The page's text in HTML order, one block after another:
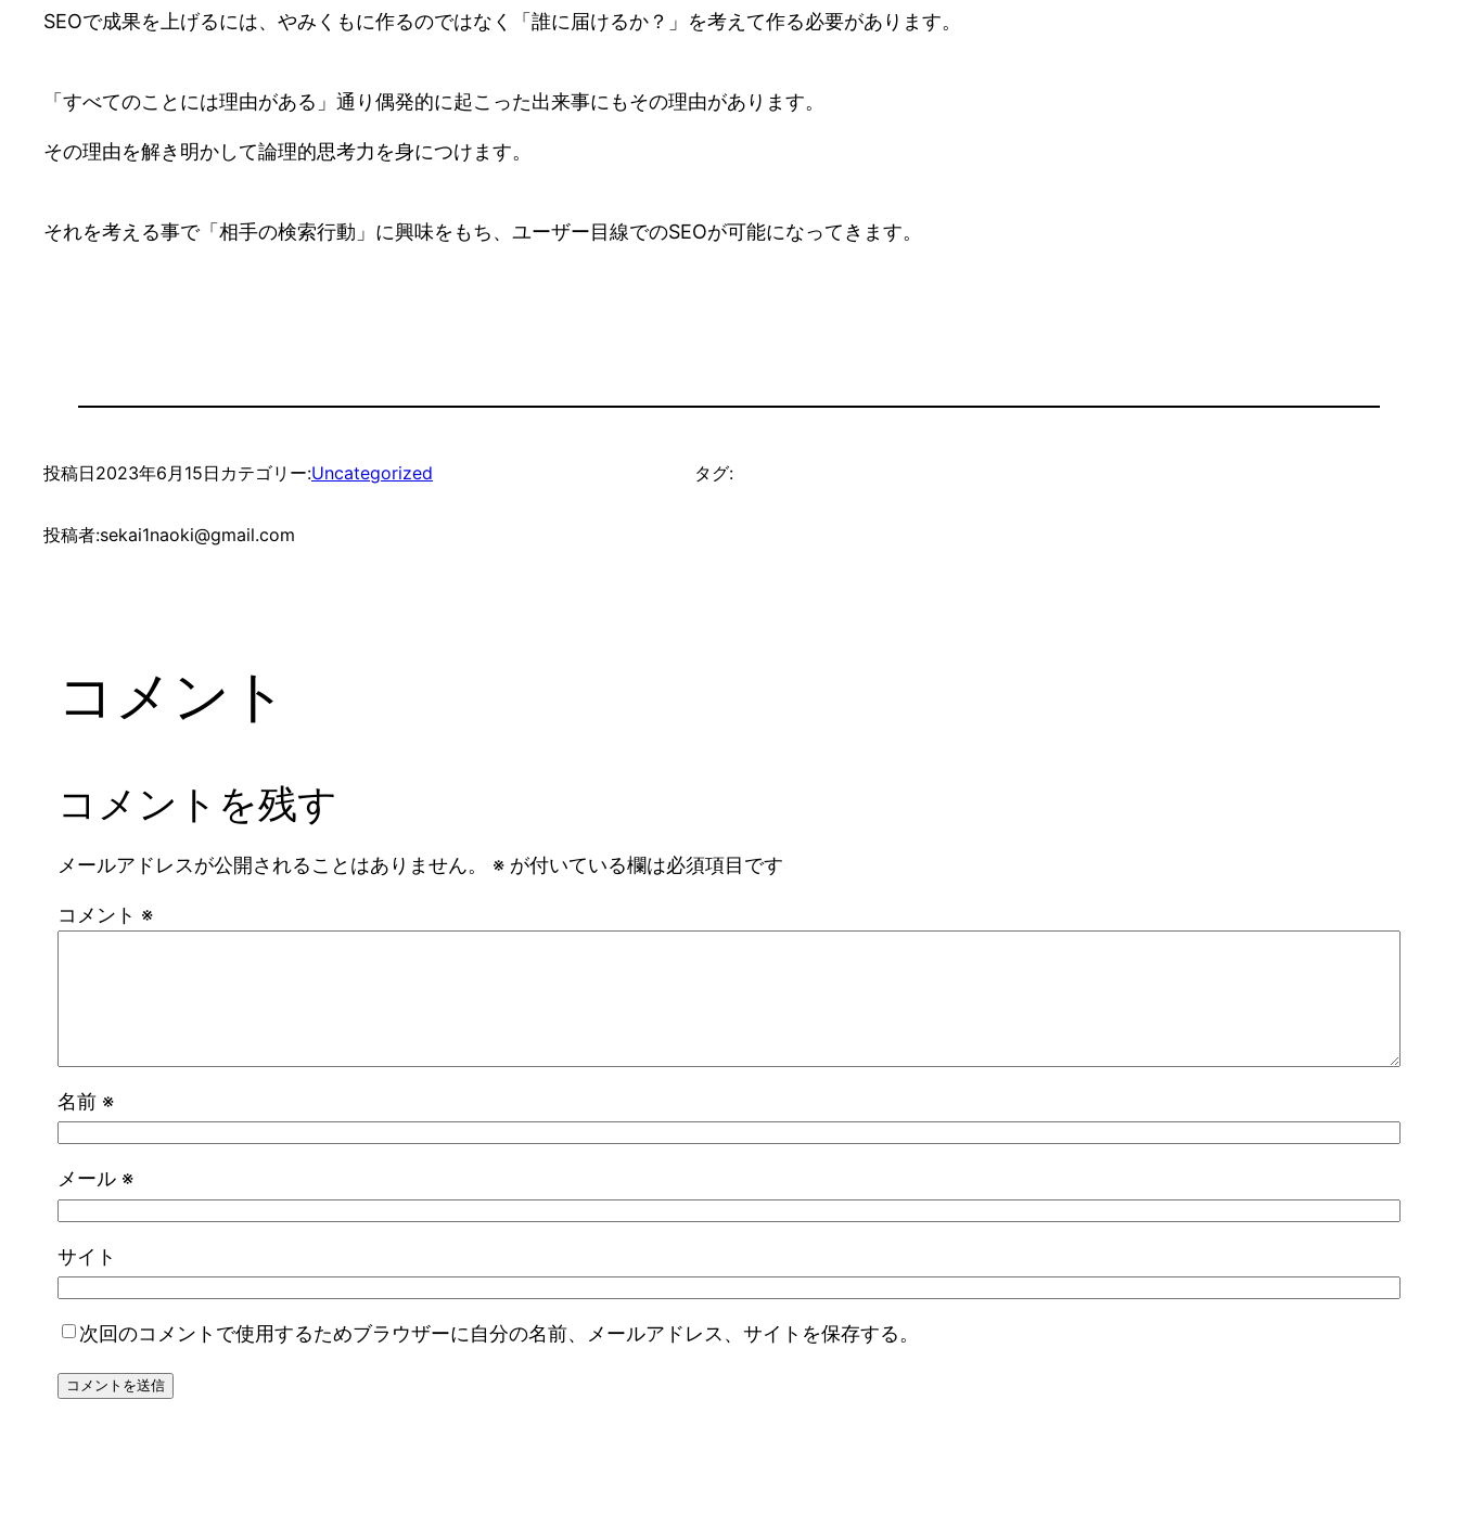
SEOで成果を上げるには、やみくもに作るのではなく「誰に届けるか？」を考えて作る必要があります。
「すべてのことには理由がある」通り偶発的に起こった出来事にもその理由があります。
その理由を解き明かして論理的思考力を身につけます。
それを考える事で「相手の検索行動」に興味をもち、ユーザー目線でのSEOが可能になってきます。
投稿日2023年6月15日 カテゴリー:Uncategorized
投稿者:sekai1naoki@gmail.com
タグ:
コメント
コメントを残す
メールアドレスが公開されることはありません。 ※ が付いている欄は必須項目です
コメント ※
名前 ※
メール ※
サイト
次回のコメントで使用するためブラウザーに自分の名前、メールアドレス、サイトを保存する。